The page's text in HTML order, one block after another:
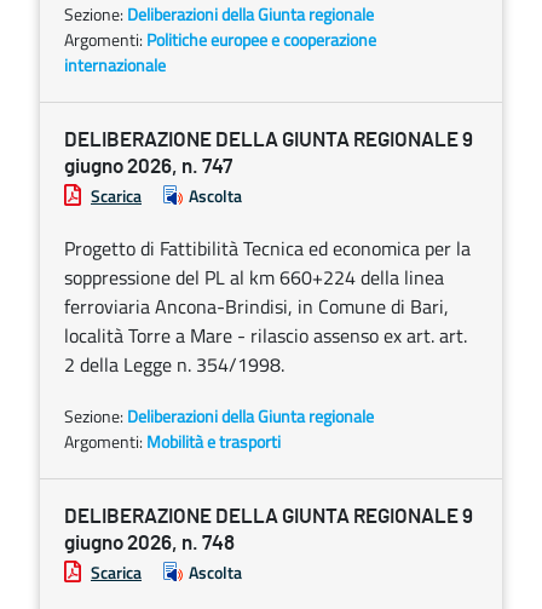
Sezione: Deliberazioni della Giunta regionale
Argomenti: Politiche europee e cooperazione
internazionale
DELIBERAZIONE DELLA GIUNTA REGIONALE 9
giugno 2026, n. 747
Scarica Ascolta
Progetto di Fattibilità Tecnica ed economica per la
soppressione del PL al km 660+224 della linea
ferroviaria Ancona-Brindisi, in Comune di Bari,
località Torre a Mare - rilascio assenso ex art. art.
2 della Legge n. 354/1998.
Sezione: Deliberazioni della Giunta regionale
Argomenti: Mobilità e trasporti
DELIBERAZIONE DELLA GIUNTA REGIONALE 9
giugno 2026, n. 748
Scarica Ascolta